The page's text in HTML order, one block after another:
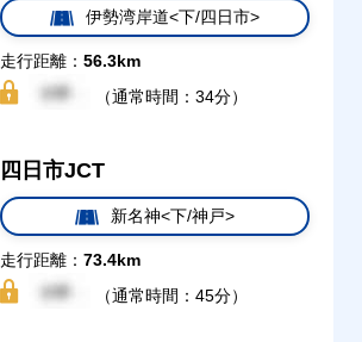
伊勢湾岸道<下/四日市>
走行距離： 56.3km
（通常時間：34分）
四日市JCT
新名神<下/神戸>
走行距離： 73.4km
（通常時間：45分）